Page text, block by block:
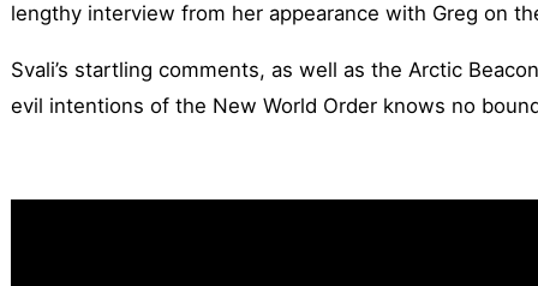
lengthy interview from her appearance with Greg on
Svali’s startling comments, as well as the Arctic
evil intentions of the New World Order knows no